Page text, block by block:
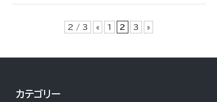
2 / 3 « 1 2 3 »
カテゴリー